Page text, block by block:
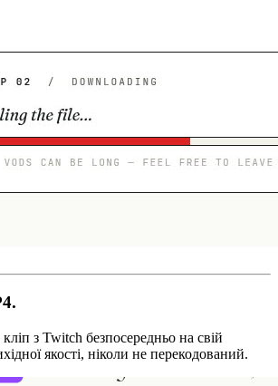
кліп з Twitch безпосередньо на свій
якості, ніколи не перекодований.